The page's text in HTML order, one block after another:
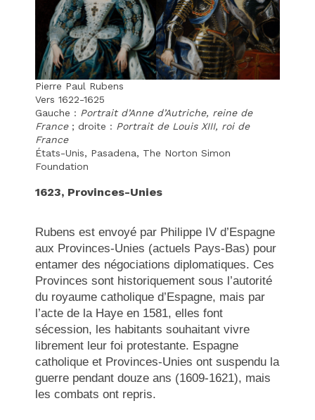
Pierre Paul Rubens
Vers 1622-1625
Gauche : Portrait d’Anne d’Autriche, reine de
France; droite : Portrait de Louis XIII, roi de
France
États-Unis, Pasadena, The Norton Simon
Foundation
1623, Provinces-Unies
Rubens est envoyé par Philippe IV d’Espagne
aux Provinces-Unies (actuels Pays-Bas) pour
entamer des négociations diplomatiques. Ces
Provinces sont historiquement sous l’autorité
du royaume catholique d’Espagne, mais par
l’acte de la Haye en 1581, elles font
sécession, les habitants souhaitant vivre
librement leur foi protestante. Espagne
catholique et Provinces-Unies ont suspendu la
guerre pendant douze ans (1609-1621), mais
les combats ont repris.